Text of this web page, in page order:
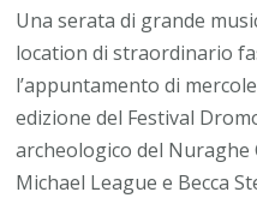
Una serata di grande
location di straordinario
l’appuntamento di
edizione del Festival
archeologico del Nuraghe
Michael League e Becca